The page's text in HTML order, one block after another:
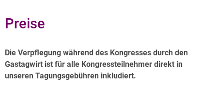
Preise
Die Verpflegung während des Kongresses durch den
Gastagwirt ist für alle Kongressteilnehmer direkt in
unseren Tagungsgebühren inkludiert.